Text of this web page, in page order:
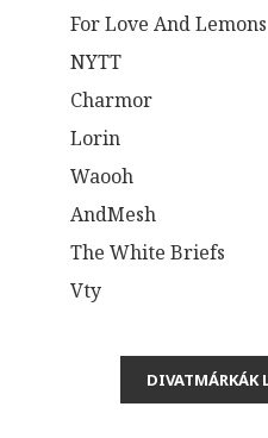
For Love And Lemons
NYTT
Charmor
Lorin
Waooh
AndMesh
The White Briefs
Vty